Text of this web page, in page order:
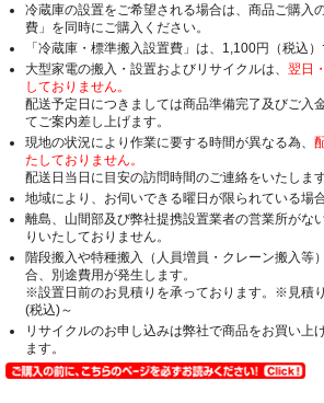
冷蔵庫の設置をご希望される場合は、商品ご購入
費」を同時にご購入ください。
「冷蔵庫・標準搬入設置費」は、1,100円（税込）
大型家電の搬入・設置およびリサイクルは、 翌日
しておりません。
配送予定日につきましては商品準備完了及びご入
てご案内差し上げます。
現地の状況により作業に要する時間が異なる為、
たしておりません。
配送日当日に目安の訪問時間のご連絡をいたします
地域により、お伺いできる曜日が限られている場
離島、山間部及び弊社提携設置業者の営業所がな
りいたしておりません。
階段搬入や特種搬入（人員増員・クレーン搬入等
合、別途費用が発生します。
※設置日前のお見積りを承っております。※見積
(税込)～
リサイクルのお申し込みは弊社で商品をお買い上
ます。